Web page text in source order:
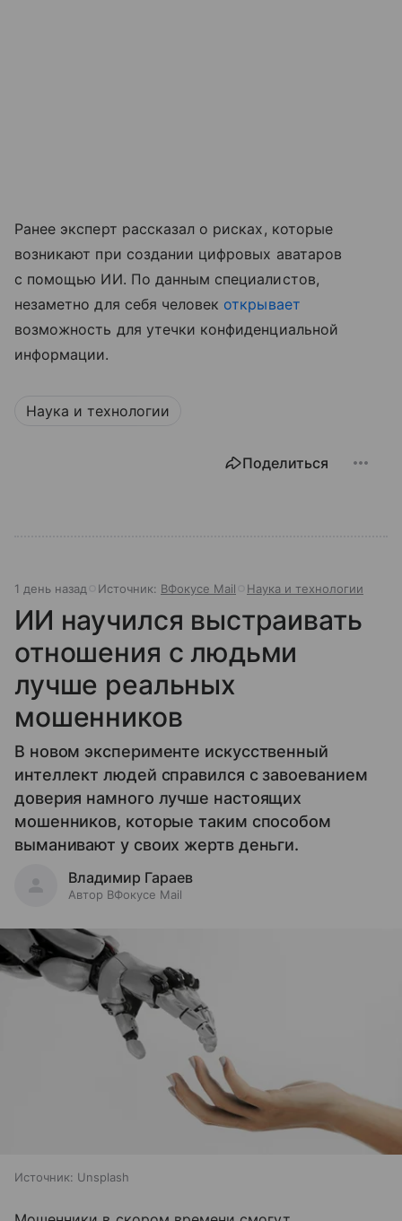
Ранее эксперт рассказал о рисках, которые
возникают при создании цифровых аватаров
с помощью ИИ. По данным специалистов,
незаметно для себя человек открывает
возможность для утечки конфиденциальной
информации.
Наука и технологии
Поделиться
1 день назад Источник: ВФокусе Mail Наука и технологии
ИИ научился выстраивать
отношения с людьми
лучше реальных
мошенников
В новом эксперименте искусственный
интеллект людей справился с завоеванием
доверия намного лучше настоящих
мошенников, которые таким способом
выманивают у своих жертв деньги.
Владимир Гараев
Автор ВФокусе Mail
Источник: Unsplash